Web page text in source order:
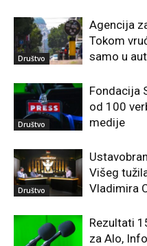
Društvo
Agencija
Tokom
samo u
Društvo
Fondacija
od 100
medije
Društvo
Višeg
Vladimira
Rezultati
za Alo,